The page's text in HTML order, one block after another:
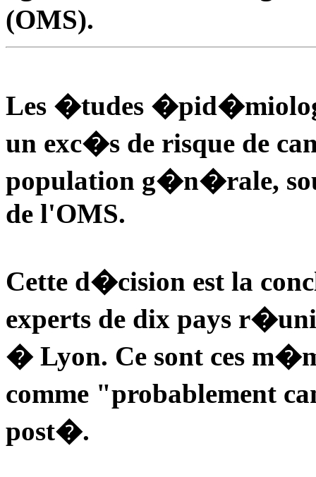
(OMS).
Les �tudes
un exc�s de risque de
population g�n�rale,
de l'OMS.
Cette d�cision est la
experts de dix pays
� Lyon. Ce sont ces
comme "probablement
post�.